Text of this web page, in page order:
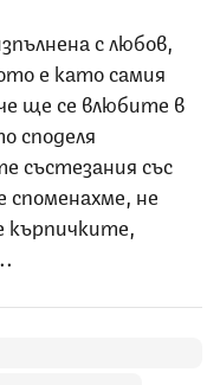
с любов,
е като самия
ще се влюбите в
споделя
състезания със
споменахме, не